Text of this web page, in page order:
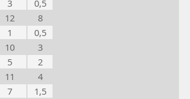
3
0,5
12
8
1
0,5
10
3
5
2
11
4
7
1,5